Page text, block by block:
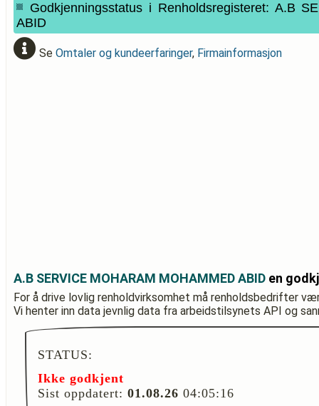
Godkjenningsstatus i Renholdsregisteret: A.B
ABID
Se Omtaler og kundeerfaringer, Firmainformasjon
A.B SERVICE MOHARAM MOHAMMED ABID en
For å drive lovlig renholdvirksomhet må renholdsbedrifter
Vi henter inn data jevnlig data fra arbeidstilsynets API og
STATUS:
Ikke godkjent
Sist oppdatert: 01.08.26 04:05:16